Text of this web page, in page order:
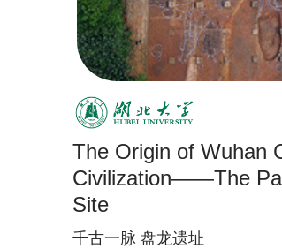
The Origin of Wuhan
Civilization——The
Site
千古一脉 盘龙遗址